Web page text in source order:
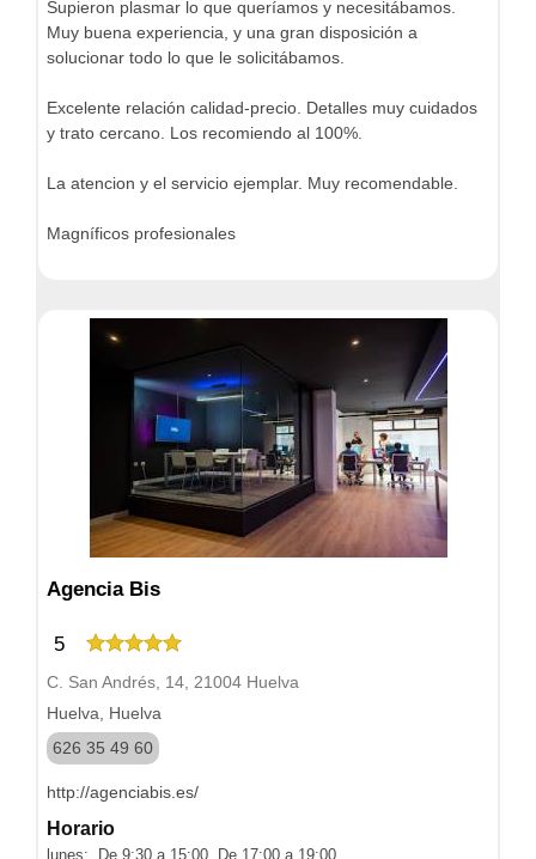
Supieron plasmar lo que queríamos y necesitábamos.
Muy buena experiencia, y una gran disposición a
solucionar todo lo que le solicitábamos.
Excelente relación calidad-precio. Detalles muy cuidados
y trato cercano. Los recomiendo al 100%.
La atencion y el servicio ejemplar. Muy recomendable.
Magníficos profesionales
Agencia Bis
5
C. San Andrés, 14, 21004 Huelva
Huelva, Huelva
626 35 49 60
http://agenciabis.es/
Horario
lunes: De 9:30 a 15:00, De 17:00 a 19:00